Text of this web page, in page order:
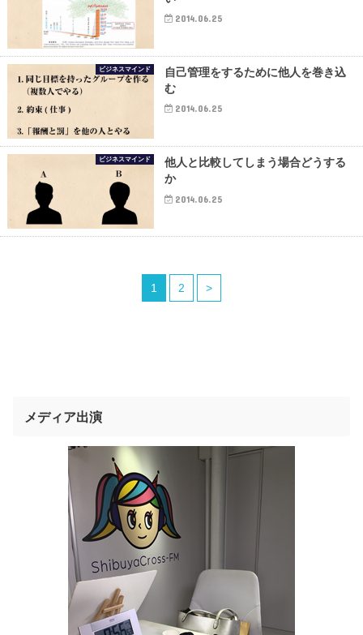
2014.06.25
ビジネスマインド
自己管理をするために他人を巻き込
む
2014.06.25
ビジネスマインド
他人と比較してしまう場合どうする
か
2014.06.25
1 2 >
メディア出演